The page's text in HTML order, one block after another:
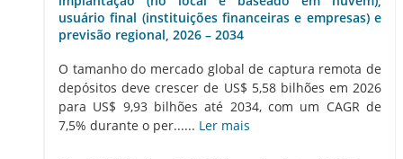
usuário final (instituições financeiras e empresas) e
previsão regional, 2026 – 2034
O tamanho do mercado global de captura remota de
depósitos deve crescer de US$ 5,58 bilhões em 2026
para US$ 9,93 bilhões até 2034, com um CAGR de
7,5% durante o per...... Ler mais